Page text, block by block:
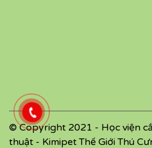
© Copyright 2021 - Học viện
thuật - Kimipet Thế Giới Thú